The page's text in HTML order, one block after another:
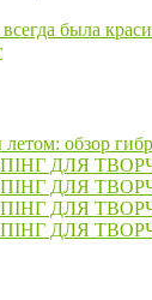
была
обзор
ДЛЯ
ДЛЯ
ДЛЯ
ДЛЯ